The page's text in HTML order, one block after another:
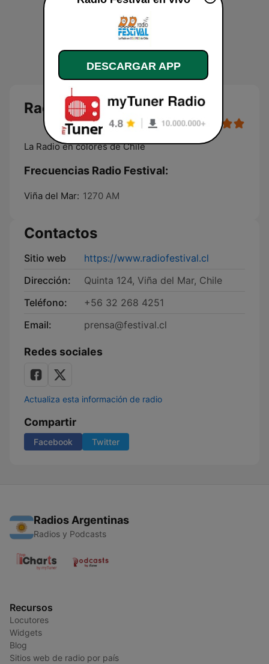
Radio Festival
La Radio en colores de Chile
Frecuencias Radio Festival:
Viña del Mar: 1270 AM
Contactos
Sitio web
https://www.radiofestival.cl
Dirección:
Quinta 124, Viña del Mar, Chile
Teléfono:
+56 32 268 4251
Email:
prensa@festival.cl
Redes sociales
Actualiza esta información de radio
Compartir
Facebook Twitter
Radios Argentinas
Radios y Podcasts
Recursos
Locutores
Widgets
Blog
Sitios web de radio por país
DESCARGAR APP